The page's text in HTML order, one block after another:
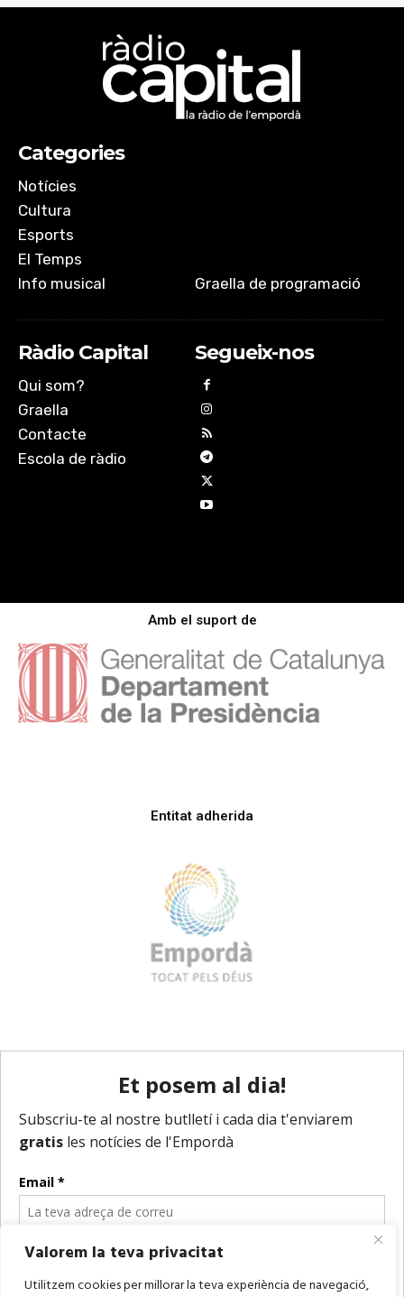
Valorem la teva privacitat
Utilitzem cookies per millorar la teva experiència de navegació,
iVoox
SHARE
EMBED
Categories
Notícies
Cultura
Esports
El Temps
Info musical
Graella de programació
Ràdio Capital
Qui som?
Graella
Contacte
Escola de ràdio
Segueix-nos
Amb el suport de
Entitat adherida